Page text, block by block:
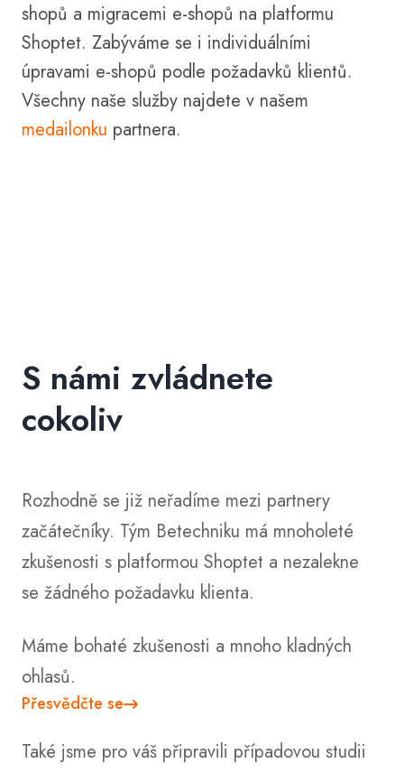
shopů a migracemi e-shopů na platformu
Shoptet. Zabýváme se i individuálními
úpravami e-shopů podle požadavků klientů.
Všechny naše služby najdete v našem
medailonku partnera.
S námi zvládnete
cokoliv
Rozhodně se již neřadíme mezi partnery
začátečníky. Tým Betechniku má mnoholeté
zkušenosti s platformou Shoptet a nezalekne
se žádného požadavku klienta.
Máme bohaté zkušenosti a mnoho kladných
ohlasů.
Přesvědčte se
Také jsme pro váš připravili případovou studii